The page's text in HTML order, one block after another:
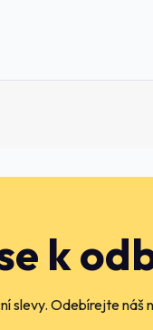
k
slevy. Odebírejte náš